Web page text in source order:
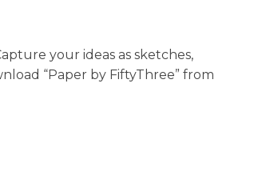
your ideas as sketches,
“Paper by FiftyThree” from